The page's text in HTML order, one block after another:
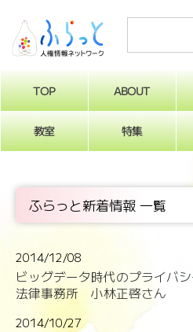
TOP ABOUT
教室 特集
ふらっと新着情報 一覧
2014/12/08
ビッグデータ時代のプライバ
法律事務所 小林正啓さん
2014/10/27